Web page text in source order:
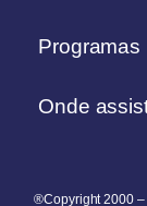
Programas
Onde
®Copyright 2000 –